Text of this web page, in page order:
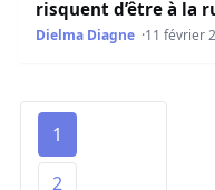
risquent d’être à la
Dielma Diagne 11 février
1
2